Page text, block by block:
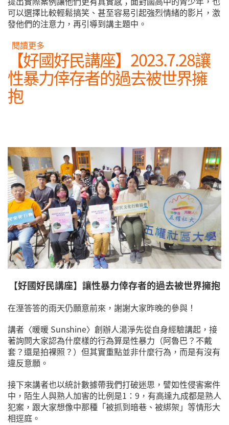
可以選擇比較輕鬆搞笑、甚至容易引起強烈情緒的影片，激
發他們的注意力，再引導到講主題中。
閱讀更多
【好國好民講座】2023.7.28讓
性暴力倖存者的過去被世界擁
抱
【好國好民講座】讓性暴力倖存者的過去被世界擁抱
在溼答答的雨天仍願意前來，謝謝大家昨晚的參與！
講者〈暖暖 Sunshine〉創辦人湯淨先從自身經驗講起，接
著詢問大家認為什麼樣的行為算是性暴力（阿魯巴？不戴
套？還是拍裸照？）但其實重點並非什麼行為，而是有沒有
違反意願。
接下來講者也以統計數據帶我們打破迷思，譬如性侵害案件
中，陌生人與熟人加害的比例是1：9，有高達九成都是熟人
犯案，跟大家想像中那種「被抓到暗巷、被綁架」等情形大
相逕庭。